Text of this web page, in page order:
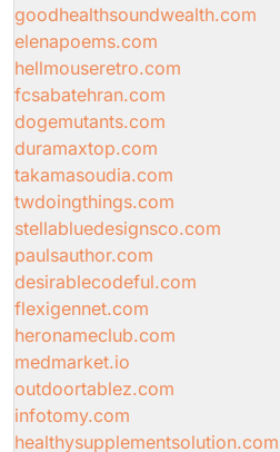
goodhealthsoundwealth.com
elenapoems.com
hellmouseretro.com
fcsabatehran.com
dogemutants.com
duramaxtop.com
takamasoudia.com
twdoingthings.com
stellabluedesignsco.com
paulsauthor.com
desirablecodeful.com
flexigennet.com
heronameclub.com
medmarket.io
outdoortablez.com
infotomy.com
healthysupplementsolution.com